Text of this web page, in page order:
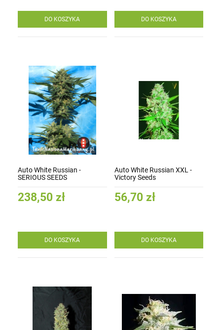
DO KOSZYKA DO KOSZYKA
Auto White Russian -
SERIOUS SEEDS
238,50 zł
DO KOSZYKA
Auto White Russian XXL -
Victory Seeds
56,70 zł
DO KOSZYKA